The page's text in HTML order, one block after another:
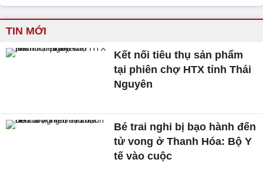
TIN MỚI
Kết nối tiêu thụ sản phẩm
tại phiên chợ HTX tỉnh Thái
Nguyên
Bé trai nghi bị bạo hành đến
tử vong ở Thanh Hóa: Bộ Y
tế vào cuộc